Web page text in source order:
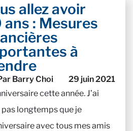
allez avoir
ans : Mesures
à
Barry Choi
29 juin 2021
cette année. J’ai
pas longtemps que je
avec tous mes amis